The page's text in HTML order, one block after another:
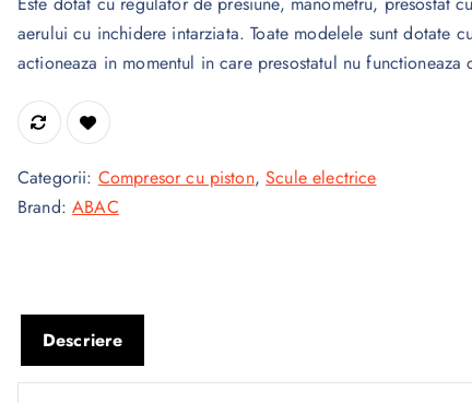
aerului cu inchidere intarziata. Toate modelele sunt dotate
actioneaza in momentul in care presostatul nu functioneaza
Categorii: Compresor cu piston,Scule electrice
Brand:ABAC
Descriere